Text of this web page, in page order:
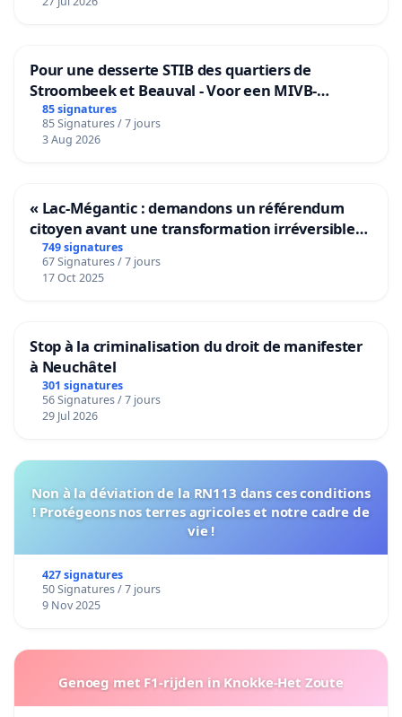
Pour une desserte STIB des quartiers de
Stroombeek et Beauval - Voor een MIVB-
bediening van de wijken Strombeek en Het
Voor
85 signatures
85 Signatures / 7 jours
3 Aug 2026
« Lac-Mégantic : demandons un référendum
citoyen avant une transformation irréversible
de notre territoire »
749 signatures
67 Signatures / 7 jours
17 Oct 2025
Stop à la criminalisation du droit de manifester
à Neuchâtel
301 signatures
56 Signatures / 7 jours
29 Jul 2026
Non à la déviation de la RN113 dans ces conditions
! Protégeons nos terres agricoles et notre cadre de
vie !
427 signatures
50 Signatures / 7 jours
9 Nov 2025
Genoeg met F1-rijden in Knokke-Het Zoute